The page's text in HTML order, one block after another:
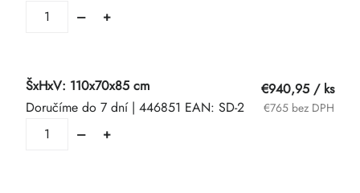
ŠxHxV: 110x70x85 cm
Doručíme do 7 dní | 446851 EAN: SD-2
€940,95 / ks
€765 bez DPH